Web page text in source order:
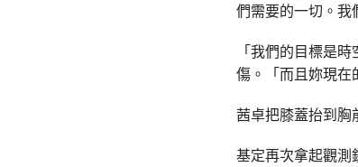
們需要的一切。我
「我們的目標是
傷。「而且妳現在
茜卓把膝蓋抬到胸
基定再次拿起觀測